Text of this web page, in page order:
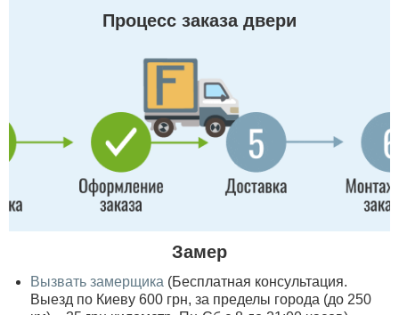
Процесс заказа двери
Замер
Вызвать замерщика (Бесплатная консультация.
Выезд по Киеву 600 грн, за пределы города (до 250